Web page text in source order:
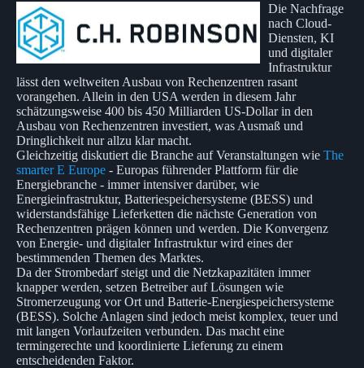
Die Nachfrage
nach Cloud-
Diensten, KI
und digitaler
Infrastruktur
lässt den weltweiten Ausbau von Rechenzentren rasant
vorangehen. Allein in den USA werden in diesem Jahr
schätzungsweise 400 bis 450 Milliarden US-Dollar in den
Ausbau von Rechenzentren investiert, was Ausmaß und
Dringlichkeit nur allzu klar macht.
Gleichzeitig diskutiert die Branche auf Veranstaltungen wie The
smarter E Europe - Europas führender Plattform für die
Energiebranche - immer intensiver darüber, wie
Energieinfrastruktur, Batteriespeichersysteme (BESS) und
widerstandsfähige Lieferketten die nächste Generation von
Rechenzentren prägen können und werden. Die Konvergenz
von Energie- und digitaler Infrastruktur wird eines der
bestimmenden Themen des Marktes.
Da der Strombedarf steigt und die Netzkapazitäten immer
knapper werden, setzen Betreiber auf Lösungen wie
Stromerzeugung vor Ort und Batterie-Energiespeichersysteme
(BESS). Solche Anlagen sind jedoch meist komplex, teuer und
mit langen Vorlaufzeiten verbunden. Das macht eine
termingerechte und koordinierte Lieferung zu einem
entscheidenden Faktor.